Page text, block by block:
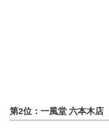
第2位：一風堂 六本木店